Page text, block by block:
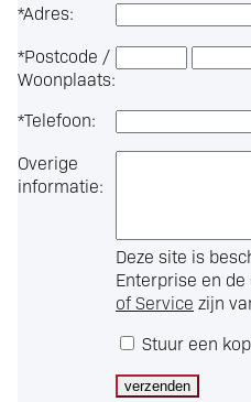
*Adres:
*Postcode /
Woonplaats:
*Telefoon:
Overige
informatie:
Deze site is
Enterprise en de
of Service zijn
Stuur een